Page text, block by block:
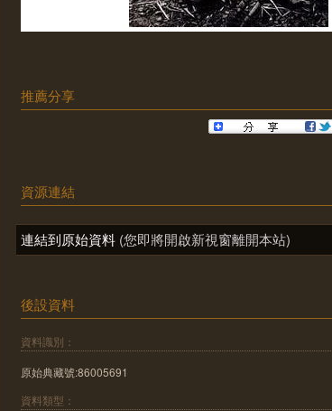
推薦分享
資源連結
連結到原始資料 (您即將開啟新視窗離開本站)
後設資料
資料識別：
原始典藏號:86005691
資料類型：